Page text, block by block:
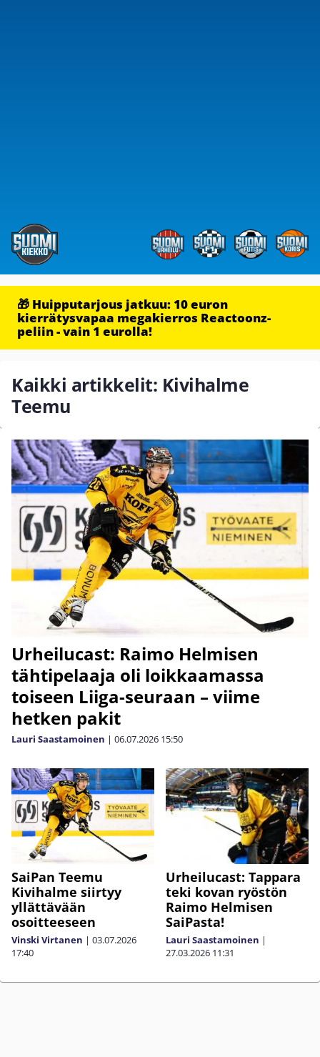
🎁 Huipputarjous jatkuu: 10 euron
kierrätysvapaa megakierros Reactoonz-
peliin - vain 1 eurolla!
Kaikki artikkelit: Kivihalme
Teemu
Urheilucast: Raimo Helmisen
tähtipelaaja oli loikkaamassa
toiseen Liiga-seuraan – viime
hetken pakit
Lauri Saastamoinen | 06.07.2026 15:50
SaiPan Teemu
Kivihalme siirtyy
yllättävään
osoitteeseen
Vinski Virtanen | 03.07.2026
17:40
Urheilucast: Tappara
teki kovan ryöstön
Raimo Helmisen
SaiPasta!
Lauri Saastamoinen |
27.03.2026 11:31